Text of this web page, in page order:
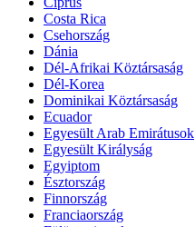
Costa Rica
Csehország
Dánia
Dél-Afrikai Köztársaság
Dél-Korea
Dominikai Köztársaság
Ecuador
Egyesült Arab Emirátusok
Egyesült Királyság
Egyiptom
Észtország
Finnország
Franciaország